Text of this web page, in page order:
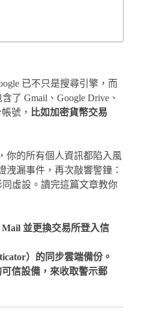
已不只是搜尋引擎，而
了 Gmail、Google Drive、
號， 比如加密貨幣交易
你的所有個人資訊都陷入風
洩漏事件，再次敲響警鐘：
虛設。讀完這篇文章教你
並更換交易所登入信
）的同步雲端備份。
可信設備 ，來收取警示郵